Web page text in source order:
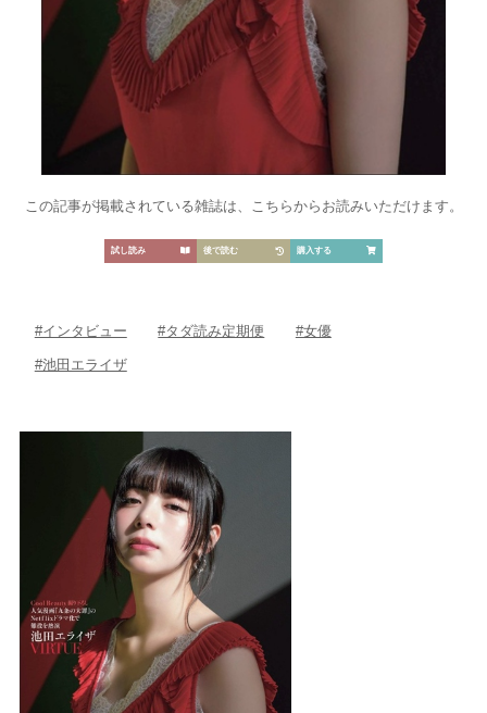
この記事が掲載されている雑誌は、こちらからお読みいただけます。
試し読み 後で読む 購入する
#インタビュー #タダ読み定期便 #女優
#池田エライザ